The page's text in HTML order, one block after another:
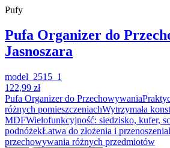
Pufy
Pufa Organizer do
Jasnoszara
model_2515_1
122,99 zł
Pufa Organizer do
różnych pomieszczeniachWytrzymała
MDFWielofunkcyjność: siedzisko, kufer,
podnóżekŁatwa do złożenia i
przechowywania różnych przedmiotów